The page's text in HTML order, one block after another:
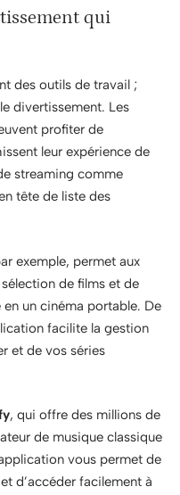
qui
des outils de travail ;
divertissement. Les
profiter de
leur expérience de
streaming comme
tête de liste des
exemple, permet aux
de films et de
un cinéma portable. De
facilite la gestion
et de vos séries
, qui offre des millions de
de musique classique
vous permet de
d’accéder facilement à